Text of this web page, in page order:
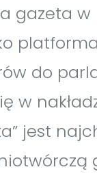
gazeta w
do
w
jest